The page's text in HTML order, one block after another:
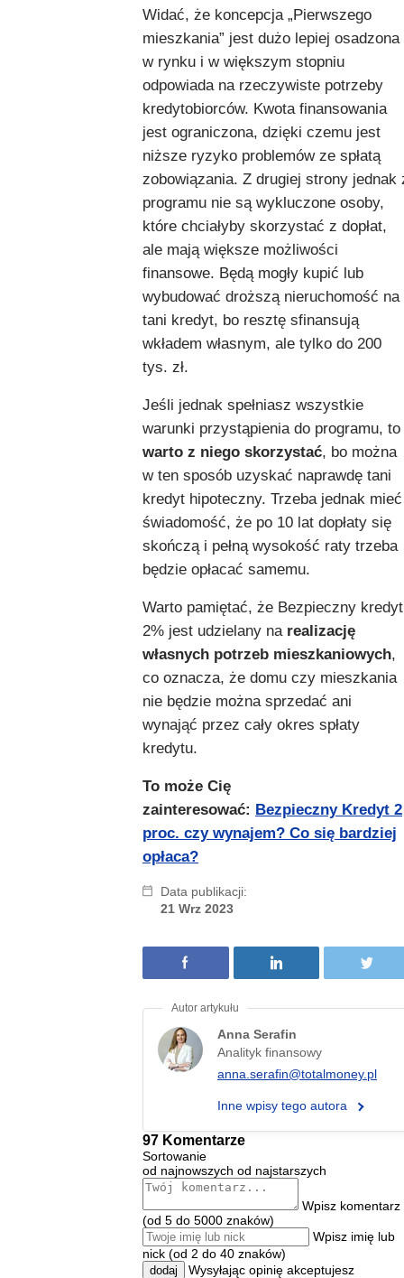
Widać, że koncepcja „Pierwszego
mieszkania” jest dużo lepiej osadzona
w rynku i w większym stopniu
odpowiada na rzeczywiste potrzeby
kredytobiorców. Kwota finansowania
jest ograniczona, dzięki czemu jest
niższe ryzyko problemów ze spłatą
zobowiązania. Z drugiej strony jednak
programu nie są wykluczone osoby,
które chciałyby skorzystać z dopłat,
ale mają większe możliwości
finansowe. Będą mogły kupić lub
wybudować droższą nieruchomość na
tani kredyt, bo resztę sfinansują
wkładem własnym, ale tylko do 200
tys. zł.
Jeśli jednak spełniasz wszystkie
warunki przystąpienia do programu, to
warto z niego skorzystać, bo można
w ten sposób uzyskać naprawdę tani
kredyt hipoteczny. Trzeba jednak mieć
świadomość, że po 10 lat dopłaty się
skończą i pełną wysokość raty trzeba
będzie opłacać samemu.
Warto pamiętać, że Bezpieczny kredyt
2% jest udzielany na realizację
własnych potrzeb mieszkaniowych,
co oznacza, że domu czy mieszkania
nie będzie można sprzedać ani
wynająć przez cały okres spłaty
kredytu.
To może Cię
zainteresować: Bezpieczny Kredyt 2
proc. czy wynajem? Co się bardziej
opłaca?
Data publikacji:
21 Wrz 2023
Anna Serafin
Analityk finansowy
anna.serafin@totalmoney.pl
Inne wpisy tego autora
97 Komentarze
Sortowanie
od najnowszych od najstarszych
Wpisz komentarz
(od 5 do 5000 znaków)
Wpisz imię lub
nick (od 2 do 40 znaków)
dodaj
Wysyłając opinię akceptujesz